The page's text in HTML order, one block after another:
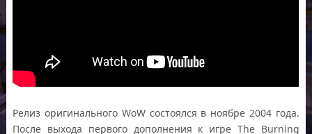
Релиз оригинального WoW состоялся в ноябре 2004 года.
После выхода первого дополнения к игре The Burning